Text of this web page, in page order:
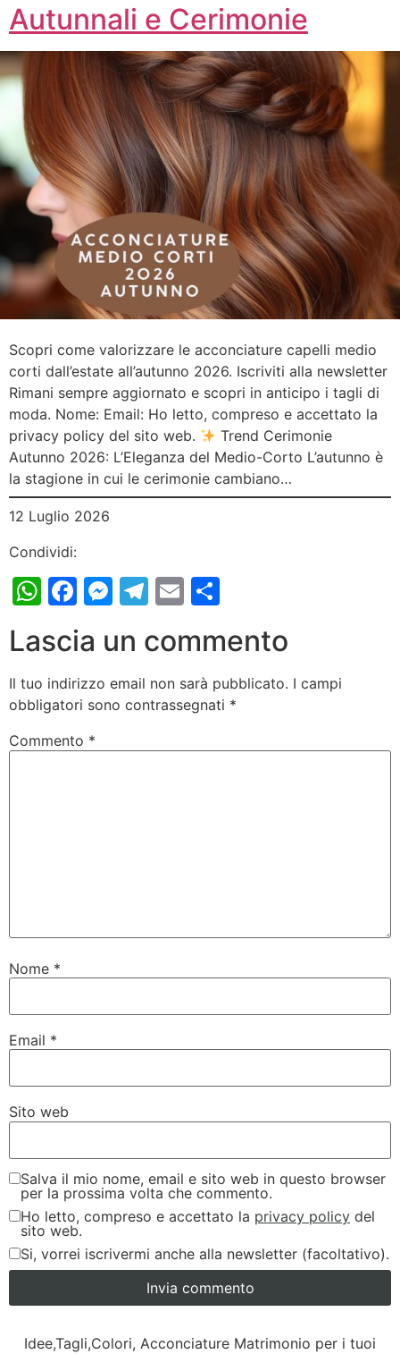
Autunnali e Cerimonie
Scopri come valorizzare le acconciature capelli medio
corti dall’estate all’autunno 2026. Iscriviti alla newsletter
Rimani sempre aggiornato e scopri in anticipo i tagli di
moda. Nome: Email: Ho letto, compreso e accettato la
privacy policy del sito web.
Trend Cerimonie
Autunno 2026: L’Eleganza del Medio-Corto L’autunno è
la stagione in cui le cerimonie cambiano…
12 Luglio 2026
Condividi:
WhatsApp
Facebook
Messenger
Telegram
Email
Lascia un commento
Il tuo indirizzo email non sarà pubblicato. I campi
obbligatori sono contrassegnati *
Commento *
Nome *
Email *
Sito web
Salva il mio nome, email e sito web in questo browser
per la prossima volta che commento.
Ho letto, compreso e accettato la privacy policy del
sito web.
Si, vorrei iscrivermi anche alla newsletter (facoltativo).
Idee,Tagli,Colori, Acconciature Matrimonio per i tuoi